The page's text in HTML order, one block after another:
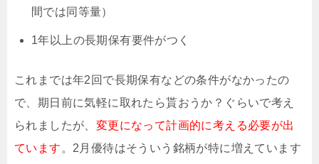
間では同等量）
1年以上の長期保有要件がつく
これまでは年2回で長期保有などの条件がなかったの
で、期日前に気軽に取れたら貰おうか？ぐらいで考え
られましたが、 変更になって計画的に考える必要が出
ています 。2月優待はそういう銘柄が特に増えています